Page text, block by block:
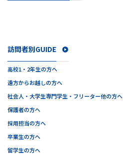
訪問者別GUIDE
高校1・2年生の方へ
遠方からお越しの方へ
社会人・大学生専門学生・フリーター他の方へ
保護者の方へ
採用担当の方へ
卒業生の方へ
留学生の方へ